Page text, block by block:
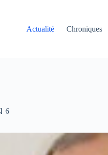
Actualité
Chroniques
6